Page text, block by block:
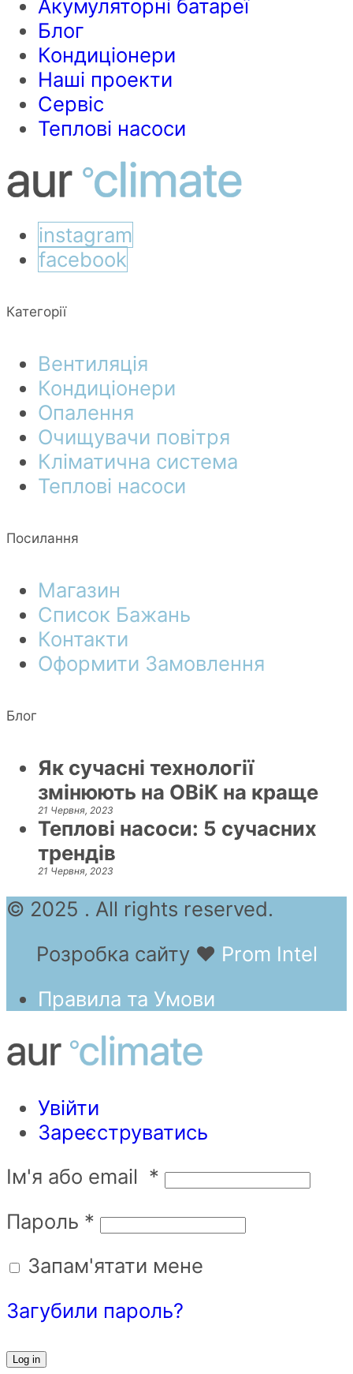
Акумуляторні батареї
Блог
Кондиціонери
Наші проекти
Сервіс
Теплові насоси
instagram
facebook
Категорії
Вентиляція
Кондиціонери
Опалення
Очищувачи повітря
Кліматична система
Теплові насоси
Посилання
Магазин
Список Бажань
Контакти
Оформити Замовлення
Блог
Як сучасні технології
змінюють на ОВіК на краще
21 Червня, 2023
Теплові насоси: 5 сучасних
трендів
21 Червня, 2023
© 2025 . All rights reserved.
Розробка сайту ❤ Prom Intel
Правила та Умови
Увійти
Зареєструватись
Ім'я або email *
Пароль *
Запам'ятати мене
Загубили пароль?
Log in